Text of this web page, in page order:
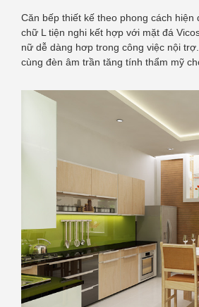
Căn bếp thiết kế theo phong cách hiện
chữ L tiện nghi kết hợp với mặt đá
nữ dễ dàng hơp trong công việc nội
cùng đèn âm trần tăng tính thẩm mỹ